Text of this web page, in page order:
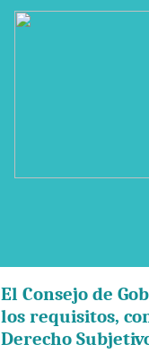
El Consejo de
los requisitos,
Derecho